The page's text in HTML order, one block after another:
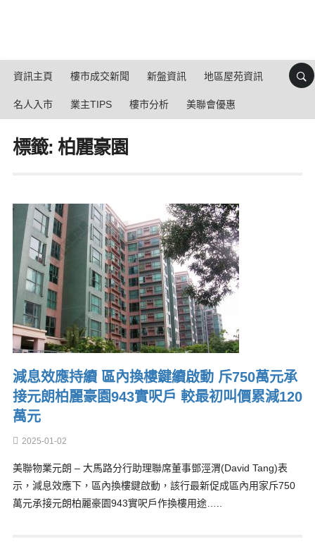
資訊主頁 樓市成交新聞 新盤資訊 地區屋苑資訊
名人入市 業主TIPS 樓市分析 美聯會優惠
標籤: 柏麗豪園
減息效應持續 區內換樓鍵續啟動 斥750萬元承
接元朗柏麗豪園943實呎戶 較最初叫價累減120
萬元
2025-01-02
美聯物業元朗 – 大馬路分行助理聯席董事鄧涇渭(David Tang)表
示，減息效應下，區內換樓鍵啟動，該行最新促成區內用家斥750
萬元承接元朗柏麗豪園943實呎戶作換樓用途…..